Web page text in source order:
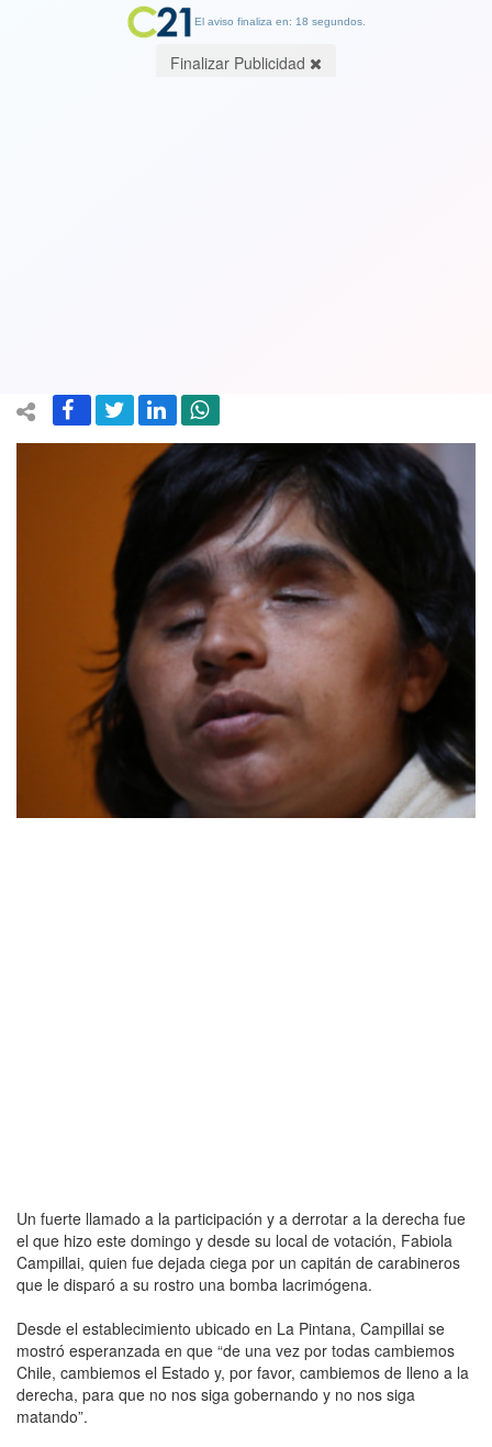
Un fuerte llamado a la participación y a derrotar a la derecha fue
el que hizo este domingo y desde su local de votación, Fabiola
Campillai, quien fue dejada ciega por un capitán de carabineros
que le disparó a su rostro una bomba lacrimógena.
Desde el establecimiento ubicado en La Pintana, Campillai se
mostró esperanzada en que “de una vez por todas cambiemos
Chile, cambiemos el Estado y, por favor, cambiemos de lleno a la
derecha, para que no nos siga gobernando y no nos siga
matando”.
El aviso finaliza en: 18 segundos.
Finalizar Publicidad